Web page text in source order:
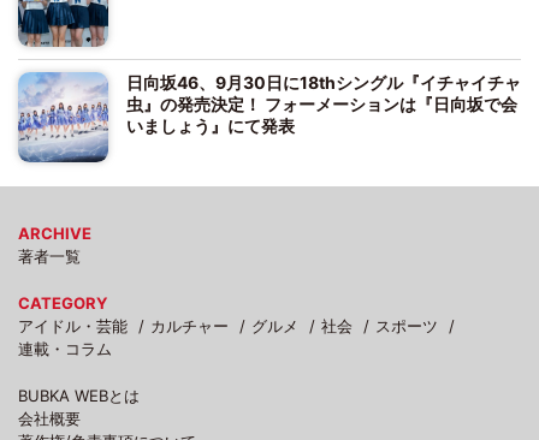
日向坂46、9月30日に18thシングル『イチャイチャ
虫』の発売決定！ フォーメーションは『日向坂で会
いましょう』にて発表
ARCHIVE
著者一覧
CATEGORY
アイドル・芸能
カルチャー グルメ 社会
スポーツ
連載・コラム
BUBKA WEBとは
会社概要